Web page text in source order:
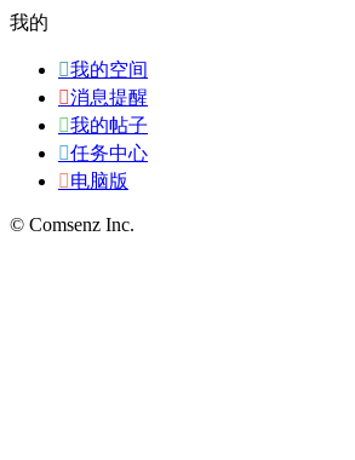
我的
我的空间
消息提醒
我的帖子
任务中心
电脑版
© Comsenz Inc.